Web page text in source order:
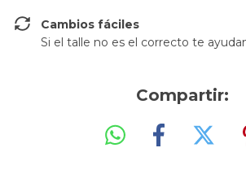
Cambios fáciles
Si el talle no es el correcto te
Compartir: